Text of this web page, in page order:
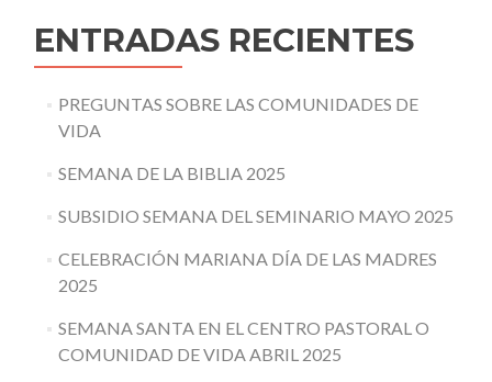
ENTRADAS RECIENTES
PREGUNTAS SOBRE LAS COMUNIDADES DE
VIDA
SEMANA DE LA BIBLIA 2025
SUBSIDIO SEMANA DEL SEMINARIO MAYO 2025
CELEBRACIÓN MARIANA DÍA DE LAS MADRES
2025
SEMANA SANTA EN EL CENTRO PASTORAL O
COMUNIDAD DE VIDA ABRIL 2025